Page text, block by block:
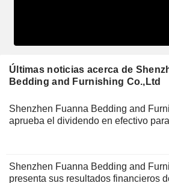
Últimas noticias acerca de
Bedding and Furnishing Co.,Ltd
Shenzhen Fuanna Bedding and
aprueba el dividendo en efectivo
Shenzhen Fuanna Bedding and
presenta sus resultados financieros